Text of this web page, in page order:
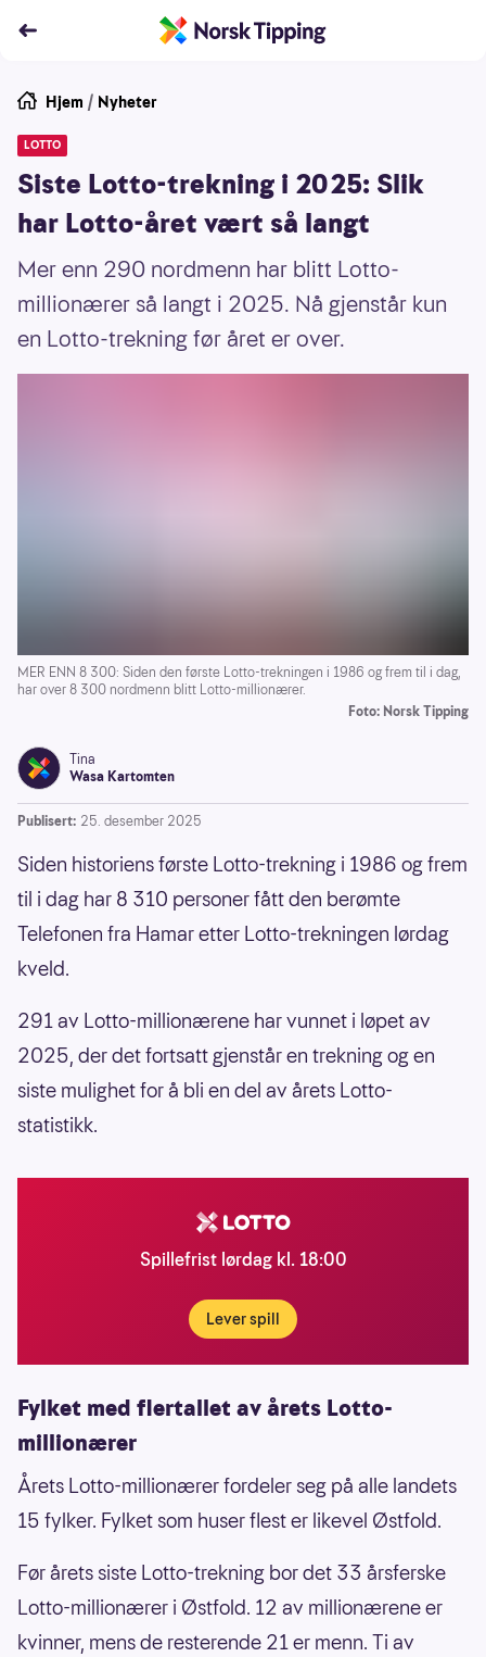
Hjem / Nyheter
LOTTO
Siste Lotto-trekning i 2025: Slik
har Lotto-året vært så langt
Mer enn 290 nordmenn har blitt Lotto-
millionærer så langt i 2025. Nå gjenstår kun
en Lotto-trekning før året er over.
MER ENN 8 300: Siden den første Lotto-trekningen i 1986 og frem til i dag,
har over 8 300 nordmenn blitt Lotto-millionærer.
Foto: Norsk Tipping
Tina
Wasa Kartomten
Publisert: 25. desember 2025
Siden historiens første Lotto-trekning i 1986 og frem
til i dag har 8 310 personer fått den berømte
Telefonen fra Hamar etter Lotto-trekningen lørdag
kveld.
291 av Lotto-millionærene har vunnet i løpet av
2025, der det fortsatt gjenstår en trekning og en
siste mulighet for å bli en del av årets Lotto-
statistikk.
Spillefrist lørdag kl. 18:00
Lever spill
Fylket med flertallet av årets Lotto-
millionærer
Årets Lotto-millionærer fordeler seg på alle landets
15 fylker. Fylket som huser flest er likevel Østfold.
Før årets siste Lotto-trekning bor det 33 årsferske
Lotto-millionærer i Østfold. 12 av millionærene er
kvinner, mens de resterende 21 er menn. Ti av